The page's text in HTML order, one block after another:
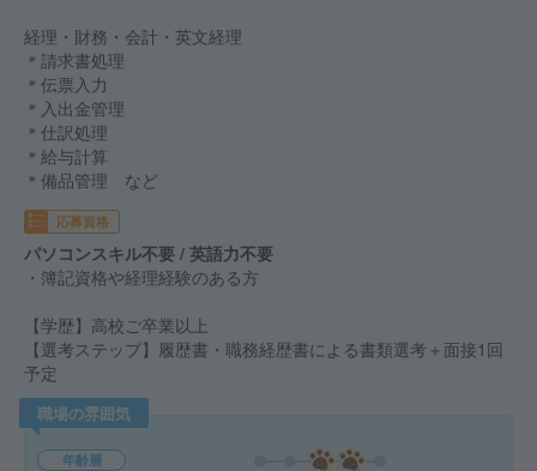
経理・財務・会計・英文経理
＊請求書処理
＊伝票入力
＊入出金管理
＊仕訳処理
＊給与計算
＊備品管理 など
応募資格
パソコンスキル不要 / 英語力不要
・簿記資格や経理経験のある方
【学歴】高校ご卒業以上
【選考ステップ】履歴書・職務経歴書による書類選考＋面接1回
予定
職場の雰囲気
年齢層